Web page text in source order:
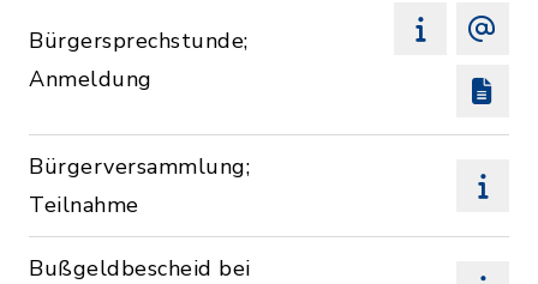
Bürgersprechstunde;
Anmeldung
Bürgerversammlung;
Teilnahme
Bußgeldbescheid bei